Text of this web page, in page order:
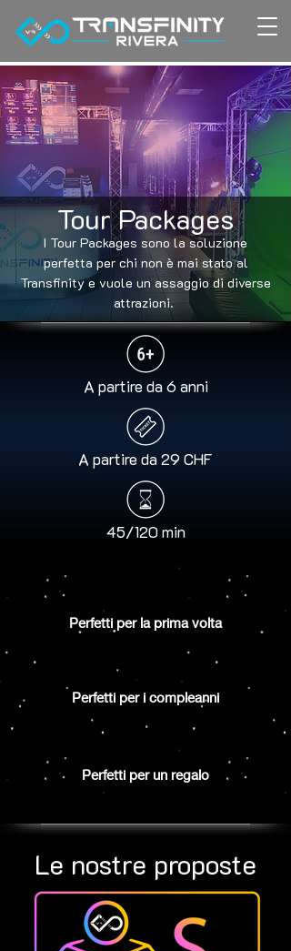
Tour Packages
I Tour Packages sono la soluzione
perfetta per chi non è mai stato al
Transfinity e vuole un assaggio di diverse
attrazioni.
A partire da 6 anni
A partire da 29 CHF
45/120 min
Perfetti per la prima volta
Perfetti per i compleanni
Perfetti per un regalo
Le nostre proposte